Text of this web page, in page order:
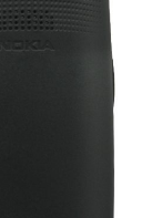
جاسوئیچی ، کاور
آینه خودرو
واکس ، پولیش و تمیز
سردنده و گردگیر
سنسور و دزدگیر و جی